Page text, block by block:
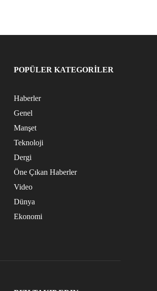
POPÜLER KATEGORİLER
Haberler
Genel
Manşet
Teknoloji
Dergi
Öne Çıkan Haberler
Video
Dünya
Ekonomi